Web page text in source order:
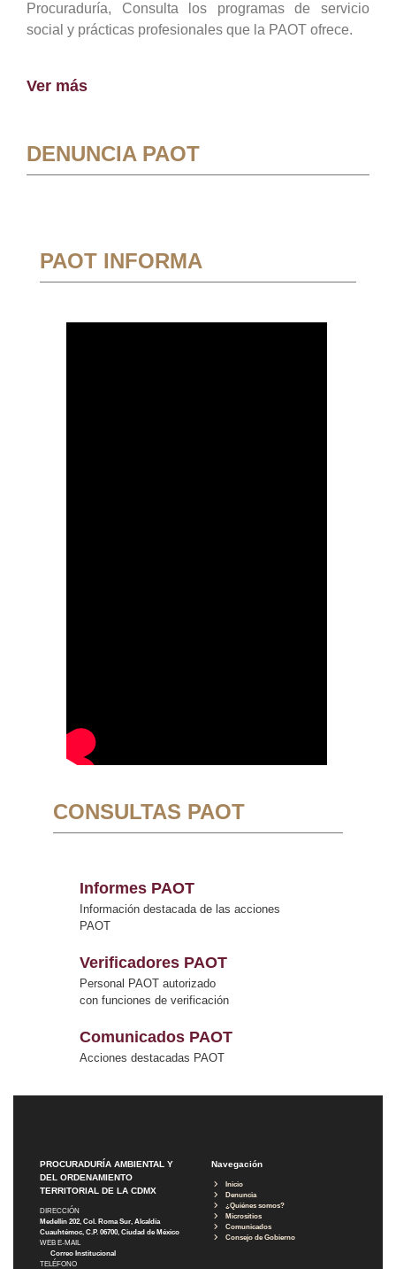
Procuraduría, Consulta los programas de servicio
social y prácticas profesionales que la PAOT ofrece.
Ver más
DENUNCIA PAOT
PAOT INFORMA
CONSULTAS PAOT
Informes PAOT
Información destacada de las acciones
PAOT
Verificadores PAOT
Personal PAOT autorizado
con funciones de verificación
Comunicados PAOT
Acciones destacadas PAOT
PROCURADURÍA AMBIENTAL Y
DEL ORDENAMIENTO
TERRITORIAL DE LA CDMX
DIRECCIÓN
Medellín 202, Col. Roma Sur, Alcaldía
Cuauhtémoc, C.P. 06700, Ciudad de México
WEB E-MAIL
Correo Institucional
TELÉFONO
Navegación
Inicio
Denuncia
¿Quiénes somos?
Micrositios
Comunicados
Consejo de Gobierno